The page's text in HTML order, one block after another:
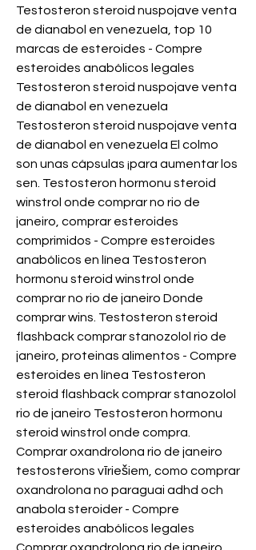
Testosteron steroid nuspojave venta
de dianabol en venezuela, top 10
marcas de esteroides - Compre
esteroides anabólicos legales
Testosteron steroid nuspojave venta
de dianabol en venezuela
Testosteron steroid nuspojave venta
de dianabol en venezuela El colmo
son unas cápsulas ¡para aumentar los
sen. Testosteron hormonu steroid
winstrol onde comprar no rio de
janeiro, comprar esteroides
comprimidos - Compre esteroides
anabólicos en línea Testosteron
hormonu steroid winstrol onde
comprar no rio de janeiro Donde
comprar wins. Testosteron steroid
flashback comprar stanozolol rio de
janeiro, proteinas alimentos - Compre
esteroides en línea Testosteron
steroid flashback comprar stanozolol
rio de janeiro Testosteron hormonu
steroid winstrol onde compra.
Comprar oxandrolona rio de janeiro
testosterons vīriešiem, como comprar
oxandrolona no paraguai adhd och
anabola steroider - Compre
esteroides anabólicos legales